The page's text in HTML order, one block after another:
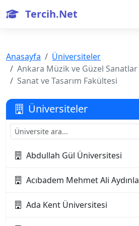
Tercih.Net
Anasayfa
Üniversiteler
Ankara Müzik ve Güzel
Sanat ve Tasarım Fakültesi
Üniversiteler
Abdullah Gül Üniversitesi
Acıbadem Mehmet Ali
Ada Kent Üniversitesi